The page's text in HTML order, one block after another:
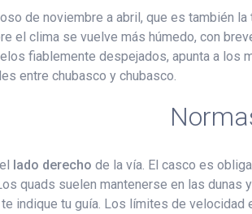
de noviembre a abril, que es también
el clima se vuelve más húmedo, con
fiablemente despejados, apunta a
entre chubasco y chubasco.
lado derecho de la vía. El casco es
quads suelen mantenerse en las
indique tu guía. Los límites de